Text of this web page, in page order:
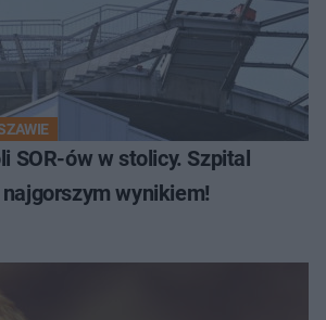
SOR-ów w stolicy. Szpital
najgorszym wynikiem!